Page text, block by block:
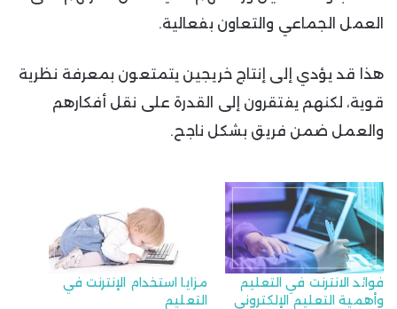
العمل الجماعي والتعاون بفعالية.
هذا قد يؤدي إلى إنتاج خريجين يتمتعون بمعرفة نظرية
قوية، لكنهم يفتقرون إلى القدرة على نقل أفكارهم
والعمل ضمن فريق بشكل ناجح.
فوائد الانترنت في التعليم
وأهمية التعليم الإلكتروني
مزايا استخدام الإنترنت في
التعليم